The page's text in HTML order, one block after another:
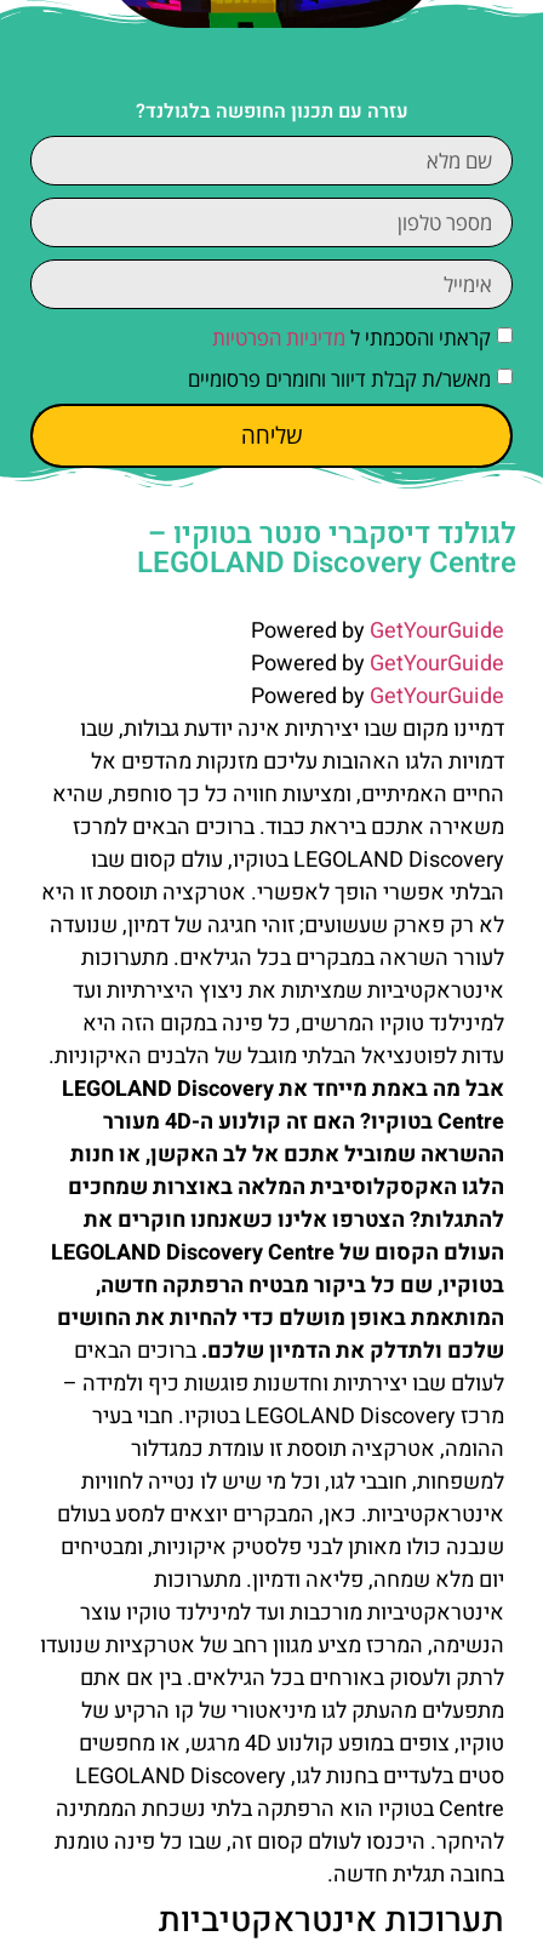
עזרה עם תכנון החופשה בלגולנד?
קראתי והסכמתי ל מדיניות הפרטיות
מאשר/ת קבלת דיוור וחומרים פרסומיים
שליחה
לגולנד דיסקברי סנטר בטוקיו –
LEGOLAND Discovery Centre
Powered byGetYourGuide
Powered byGetYourGuide
Powered byGetYourGuide
דמיינו מקום שבו יצירתיות אינה יודעת גבולות, שבו
דמויות הלגו האהובות עליכם מזנקות מהדפים אל
החיים האמיתיים, ומציעות חוויה כל כך סוחפת, שהיא
משאירה אתכם ביראת כבוד. ברוכים הבאים למרכז
LEGOLAND Discovery בטוקיו, עולם קסום שבו
הבלתי אפשרי הופך לאפשרי. אטרקציה תוססת זו היא
לא רק פארק שעשועים; זוהי חגיגה של דמיון, שנועדה
לעורר השראה במבקרים בכל הגילאים. מתערוכות
אינטראקטיביות שמציתות את ניצוץ היצירתיות ועד
למינילנד טוקיו המרשים, כל פינה במקום הזה היא
עדות לפוטנציאל הבלתי מוגבל של הלבנים האיקוניות.
אבל מה באמת מייחד את LEGOLAND Discovery
Centre בטוקיו? האם זה קולנוע ה-4D מעורר
ההשראה שמוביל אתכם אל לב האקשן, או חנות
הלגו האקסקלוסיבית המלאה באוצרות שמחכים
להתגלות? הצטרפו אלינו כשאנחנו חוקרים את
העולם הקסום של LEGOLAND Discovery Centre
בטוקיו, שם כל ביקור מבטיח הרפתקה חדשה,
המותאמת באופן מושלם כדי להחיות את החושים
שלכם ולתדלק את הדמיון שלכם.ברוכים הבאים
לעולם שבו יצירתיות וחדשנות פוגשות כיף ולמידה –
מרכז LEGOLAND Discovery בטוקיו. חבוי בעיר
ההומה, אטרקציה תוססת זו עומדת כמגדלור
למשפחות, חובבי לגו, וכל מי שיש לו נטייה לחוויות
אינטראקטיביות. כאן, המבקרים יוצאים למסע בעולם
שנבנה כולו מאותן לבני פלסטיק איקוניות, ומבטיחים
יום מלא שמחה, פליאה ודמיון. מתערוכות
אינטראקטיביות מורכבות ועד למינילנד טוקיו עוצר
הנשימה, המרכז מציע מגוון רחב של אטרקציות שנועדו
לרתק ולעסוק באורחים בכל הגילאים. בין אם אתם
מתפעלים מהעתק לגו מיניאטורי של קו הרקיע של
טוקיו, צופים במופע קולנוע 4D מרגש, או מחפשים
סטים בלעדיים בחנות לגו, LEGOLAND Discovery
Centre בטוקיו הוא הרפתקה בלתי נשכחת הממתינה
להיחקר. היכנסו לעולם קסום זה, שבו כל פינה טומנת
בחובה תגלית חדשה.
תערוכות אינטראקטיביות